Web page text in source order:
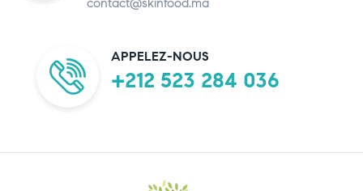
APPELEZ-NOUS
+212 523 284 036